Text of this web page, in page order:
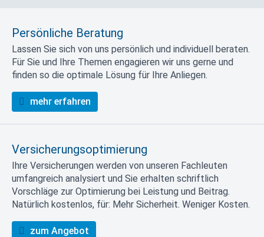
Persönliche Beratung
Lassen Sie sich von uns persönlich und individuell beraten.
Für Sie und Ihre Themen engagieren wir uns gerne und
finden so die optimale Lösung für Ihre Anliegen.
mehr erfahren
Versicherungsoptimierung
Ihre Versicherungen werden von unseren Fachleuten
umfangreich analysiert und Sie erhalten schriftlich
Vorschläge zur Optimierung bei Leistung und Beitrag.
Natürlich kostenlos, für: Mehr Sicherheit. Weniger Kosten.
zum Angebot